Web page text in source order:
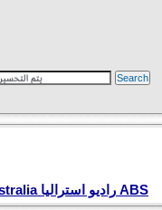
ABS Radio Australia راديو استراليا ABS